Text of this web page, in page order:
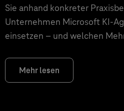
Sie anhand konkreter
Unternehmen Microsoft KI-
einsetzen – und welchen
Mehr lesen